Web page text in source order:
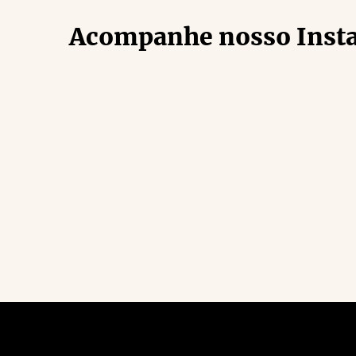
Acompanhe nosso